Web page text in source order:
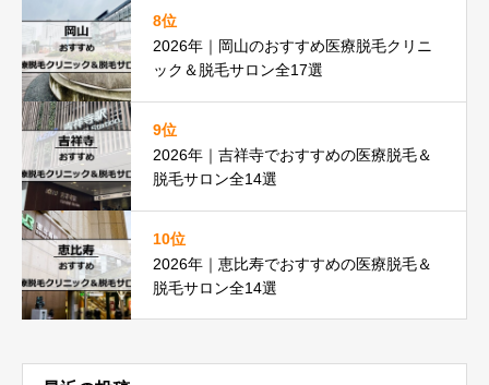
8位
2026年｜岡山のおすすめ医療脱毛クリニ
ック＆脱毛サロン全17選
9位
2026年｜吉祥寺でおすすめの医療脱毛＆
脱毛サロン全14選
10位
2026年｜恵比寿でおすすめの医療脱毛＆
脱毛サロン全14選